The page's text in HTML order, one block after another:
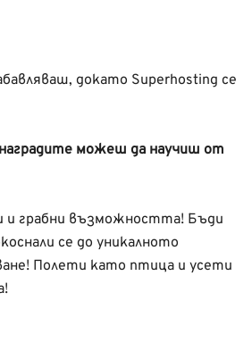
докато Superhosting се
можеш да научиш от
и грабни възможността! Бъди
се до уникалното
Полети като птица и усети